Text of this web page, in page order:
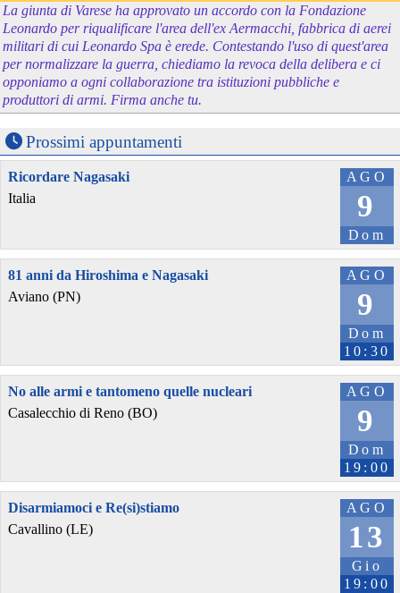
La giunta di Varese ha approvato un accordo con la Fondazione
Leonardo per riqualificare l'area dell'ex Aermacchi, fabbrica di aerei
militari di cui Leonardo Spa è erede. Contestando l'uso di quest'area
per normalizzare la guerra, chiediamo la revoca della delibera e ci
opponiamo a ogni collaborazione tra istituzioni pubbliche e
produttori di armi. Firma anche tu.
Prossimi appuntamenti
AGO
9
Dom
Ricordare Nagasaki
Italia
AGO
9
Dom
10:30
81 anni da Hiroshima e Nagasaki
Aviano (PN)
AGO
9
Dom
19:00
No alle armi e tantomeno quelle nucleari
Casalecchio di Reno (BO)
AGO
13
Gio
19:00
Disarmiamoci e Re(si)stiamo
Cavallino (LE)